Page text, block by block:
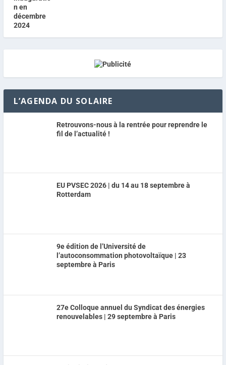
L’AGENDA DU SOLAIRE
Retrouvons-nous à la rentrée pour reprendre le
fil de l’actualité !
EU PVSEC 2026 | du 14 au 18 septembre à
Rotterdam
9e édition de l’Université de
l’autoconsommation photovoltaïque | 23
septembre à Paris
27e Colloque annuel du Syndicat des énergies
renouvelables | 29 septembre à Paris